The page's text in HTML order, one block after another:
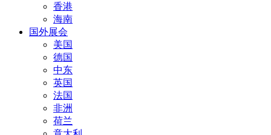
香港
海南
国外展会
美国
德国
中东
英国
法国
非洲
荷兰